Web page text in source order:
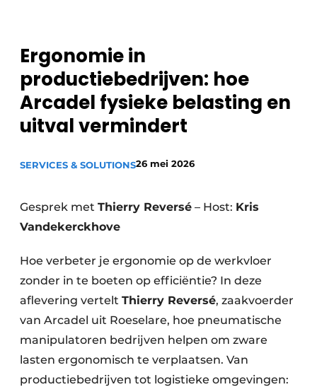
Vacature aanmelden
Vacatures
Video’s
Ergonomie in
productiebedrijven: hoe
Arcadel fysieke belasting en
uitval vermindert
SERVICES & SOLUTIONS26 mei 2026
Gesprek met Thierry Reversé – Host: Kris
Vandekerckhove
Hoe verbeter je ergonomie op de werkvloer
zonder in te boeten op efficiëntie? In deze
aflevering vertelt Thierry Reversé, zaakvoerder
van Arcadel uit Roeselare, hoe pneumatische
manipulatoren bedrijven helpen om zware
lasten ergonomisch te verplaatsen. Van
productiebedrijven tot logistieke omgevingen: